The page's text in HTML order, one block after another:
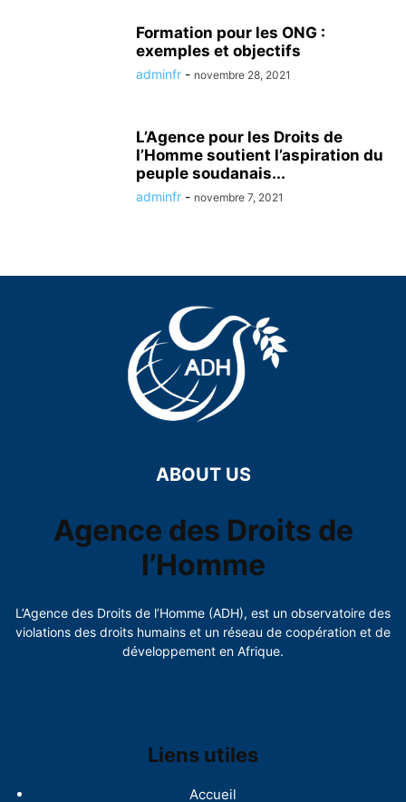
Formation pour les ONG :
exemples et objectifs
adminfr - novembre 28, 2021
L’Agence pour les Droits de
l’Homme soutient l’aspiration du
peuple soudanais...
adminfr - novembre 7, 2021
ABOUT US
Agence des Droits de
l’Homme
L’Agence des Droits de l’Homme (ADH), est un observatoire des
violations des droits humains et un réseau de coopération et de
développement en Afrique.
Liens utiles
Accueil